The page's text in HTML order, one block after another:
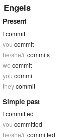
Engels
Present
Icommit
you commit
he/she/itcommits
we commit
you commit
theycommit
Simple past
Icommitted
you committed
he/she/itcommitted